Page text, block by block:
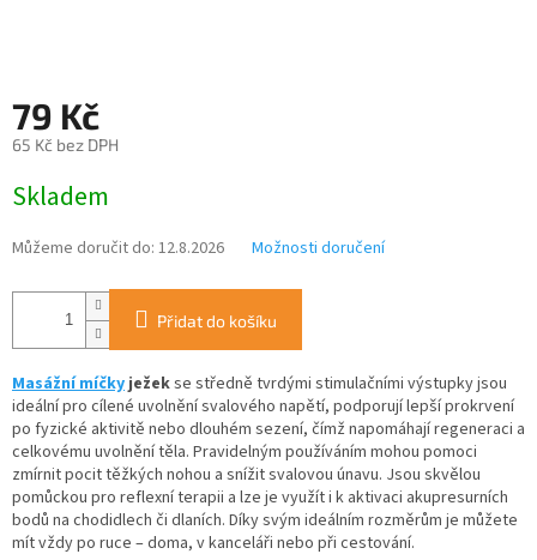
79 Kč
65 Kč bez DPH
cena:
Skladem
Můžeme doručit do: 12.8.2026 Možnosti doručení
Přidat do košíku
Masážní míčkyježekse středně tvrdými stimulačními výstupky jsou
ideální pro cílené uvolnění svalového napětí, podporují lepší prokrvení
po fyzické aktivitě nebo dlouhém sezení, čímž napomáhají regeneraci a
celkovému uvolnění těla. Pravidelným používáním mohou pomoci
zmírnit pocit těžkých nohou a snížit svalovou únavu. Jsou skvělou
pomůckou pro reflexní terapii a lze je využít i k aktivaci akupresurních
bodů na chodidlech či dlaních. Díky svým ideálním rozměrům je můžete
mít vždy po ruce – doma, v kanceláři nebo při cestování.